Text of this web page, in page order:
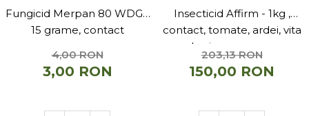
Fungicid Merpan 80 WDG -
15 grame, contact
4,00 RON
3,00 RON
Insecticid Affirm - 1kg ,
contact, tomate, ardei, vita
de vie, varza, mar
203,13 RON
150,00 RON